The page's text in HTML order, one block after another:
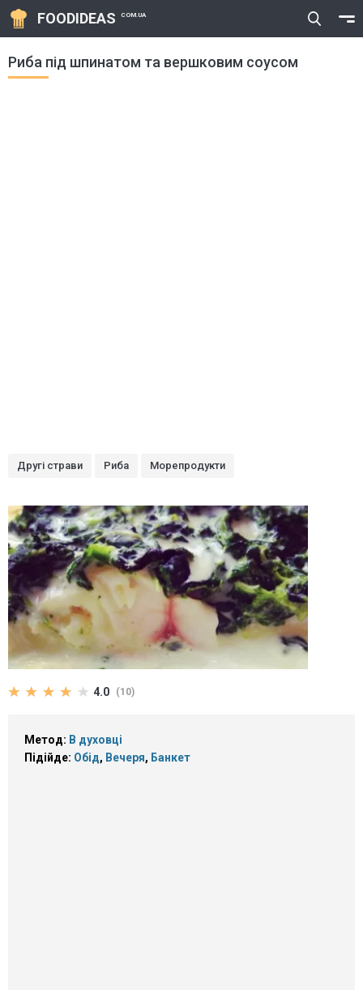
FOODIDEAS COM.UA
Риба під шпинатом та вершковим соусом
Другі страви Риба Морепродукти
4.0 (10)
Метод: В духовці
Підійде: Обід, Вечеря, Банкет